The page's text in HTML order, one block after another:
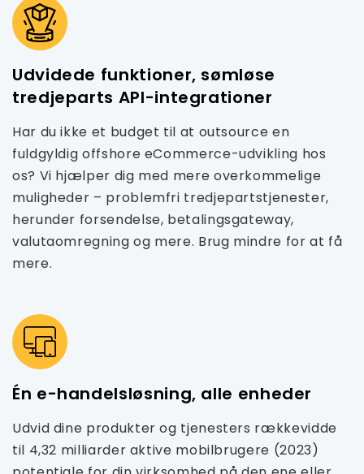
Udvidede funktioner, sømløse
tredjeparts API-integrationer
Har du ikke et budget til at outsource en
fuldgyldig offshore eCommerce-udvikling hos
os? Vi hjælper dig med mere overkommelige
muligheder – problemfri tredjepartstjenester,
herunder forsendelse, betalingsgateway,
valutaomregning og mere. Brug mindre for at få
mere.
Én e-handelsløsning, alle enheder
Udvid dine produkter og tjenesters rækkevidde
til 4,32 milliarder aktive mobilbrugere (2023)